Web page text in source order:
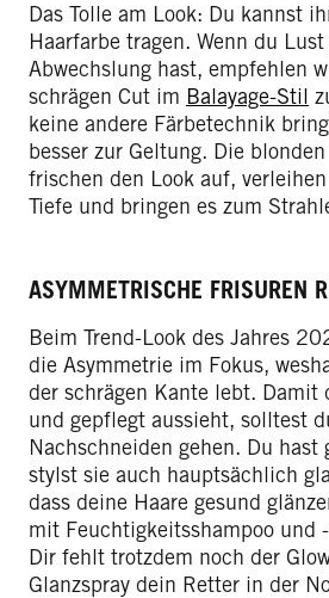
Das Tolle am Look: Du kannst
Haarfarbe tragen. Wenn du
Abwechslung hast, empfehlen
schrägen Cut im Balayage-Stil
keine andere Färbetechnik
besser zur Geltung. Die
frischen den Look auf,
Tiefe und bringen es zum
ASYMMETRISCHE FRISUREN
Beim Trend-Look des Jahres
die Asymmetrie im Fokus,
der schrägen Kante lebt. Damit
und gepflegt aussieht, solltest
Nachschneiden gehen. Du hast
stylst sie auch hauptsächlich
dass deine Haare gesund
mit Feuchtigkeitsshampoo und
Dir fehlt trotzdem noch der
Glanzspray dein Retter in der